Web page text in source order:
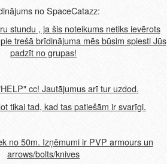
no SpaceCatazz:
stundu , ja šis noteikums netiks ievērots
trešā brīdinājuma mēs būsim spiesti Jūs
padzīt no grupas!
cc! Jautājumus arī tur uzdod.
tikai tad, kad tas patiešām ir svarīgi.
no 50m. Izņēmumi ir PVP armours un
arrows/bolts/knives